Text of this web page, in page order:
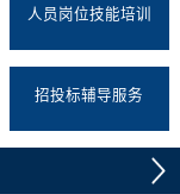
人员岗位技能培训
招投标辅导服务